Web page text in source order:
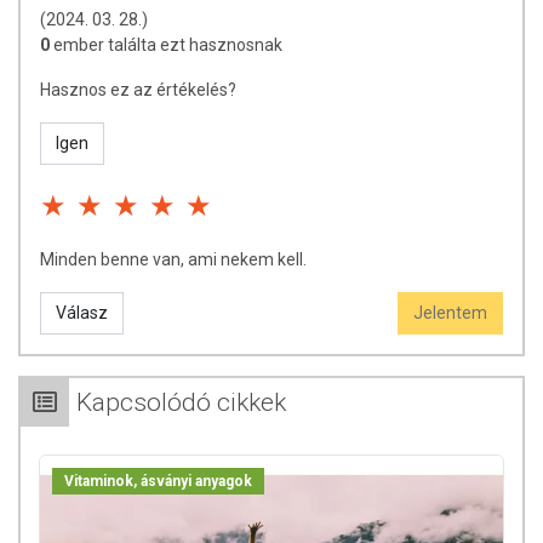
(2024. 03. 28.)
0ember találta ezt hasznosnak
Hasznos ez az értékelés?
Igen
Minden benne van, ami nekem kell.
Válasz Jelentem
Kapcsolódó cikkek
Vitaminok, ásványi anyagok